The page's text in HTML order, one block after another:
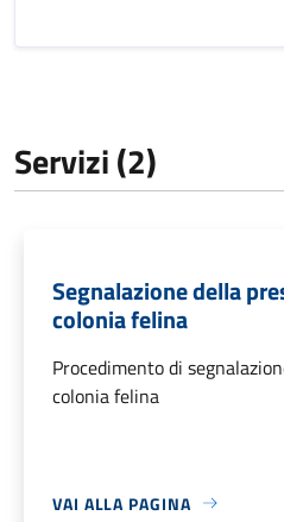
Servizi (2)
Segnalazione della
colonia felina
Procedimento di
colonia felina
VAI ALLA PAGINA